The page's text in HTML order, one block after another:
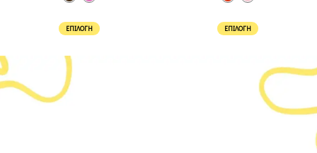
ΕΠΙΛΟΓΉ ΕΠΙΛΟΓΉ